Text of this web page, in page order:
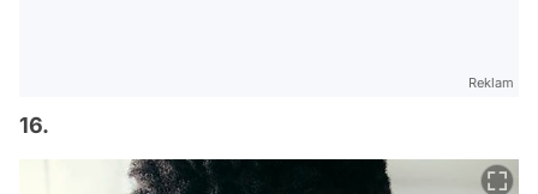
Reklam
16.